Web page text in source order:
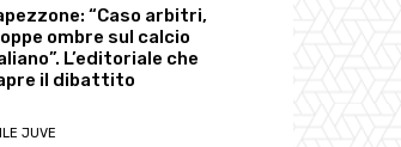
“Caso arbitri,
ombre sul calcio
L’editoriale che
il dibattito
JUVE